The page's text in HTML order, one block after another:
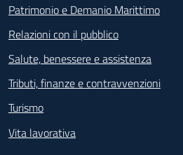
Patrimonio e Demanio Marittimo
Relazioni con il pubblico
Salute, benessere e assistenza
Tributi, finanze e contravvenzioni
Turismo
Vita lavorativa